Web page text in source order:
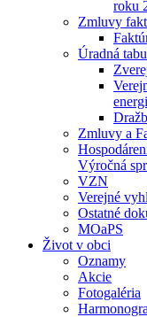
roku
Zmluvy
Úradná
Zmluvy a
Výročná
VZN
Verejné
Ostatné
MOaPS
Život v obci
Oznamy
Akcie
Fotogaléria